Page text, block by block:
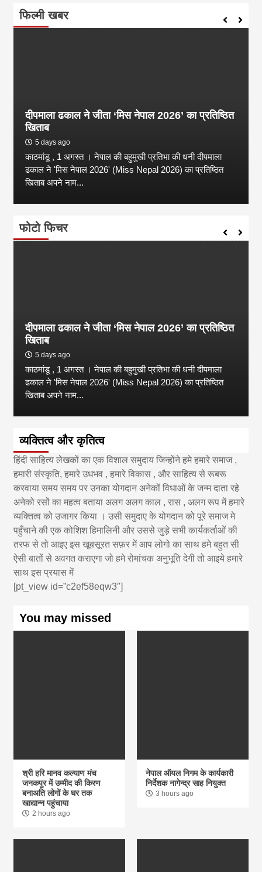
फिल्मी खबर
दीपमाला ढकाल ने जीता ‘मिस नेपाल 2026’ का प्रतिष्ठित
खिताब
5 days ago
काठमांडू , 1 अगस्त । नेपाल की बहुमुखी प्रतिभा की धनी दीपमाला
ढकाल ने 'मिस नेपाल 2026' (Miss Nepal 2026) का प्रतिष्ठित
खिताब अपने नाम...
फोटो फिचर
दीपमाला ढकाल ने जीता ‘मिस नेपाल 2026’ का प्रतिष्ठित
खिताब
5 days ago
काठमांडू , 1 अगस्त । नेपाल की बहुमुखी प्रतिभा की धनी दीपमाला
ढकाल ने 'मिस नेपाल 2026' (Miss Nepal 2026) का प्रतिष्ठित
खिताब अपने नाम...
व्यक्तित्व और कृतित्व
हिंदी साहित्य लेखकों का एक विशाल समुदाय जिन्होंने हमे हमारे समाज ,
हमारी संस्कृति, हमारे उधभव , हमारे विकास , और साहित्य से रूबरू
करवाया समय समय पर उनका योगदान अनेकों विधाओं के जन्म दाता रहे
अनेको रसों का महत्व बताया अलग अलग काल , रास , अलग रूप में हमारे
व्यक्तित्व को उजागर किया । उसी समुदाए के योगदान को पूरे समाज मे
पहुँचाने की एक कोशिश हिमालिनी और उससे जुड़े सभी कार्यकर्ताओं की
तरफ से तो आइए इस खूबसूरत सफ़र में आप लोगो का साथ हमे बहुत सी
ऐसी बातों से अवगत कराएगा जो हमे रोमांचक अनुभूति देगी तो आइये हमारे
साथ इस प्रयास में
[pt_view id=”c2ef58eqw3″]
You may missed
श्री हरि मानव कल्याण मंच
जनकपुर में उम्मीद की किरण
बनाअति लोगों के घर तक
खाद्यान्न पहुंचाया
2 hours ago
नेपाल ऑयल निगम के कार्यकारी
निर्देशक नागेन्द्र साह नियुक्त
3 hours ago